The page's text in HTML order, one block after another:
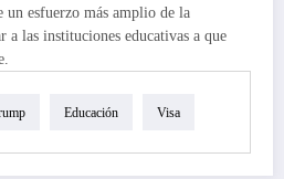
un esfuerzo más amplio de la
a las instituciones educativas a que
Educación Visa